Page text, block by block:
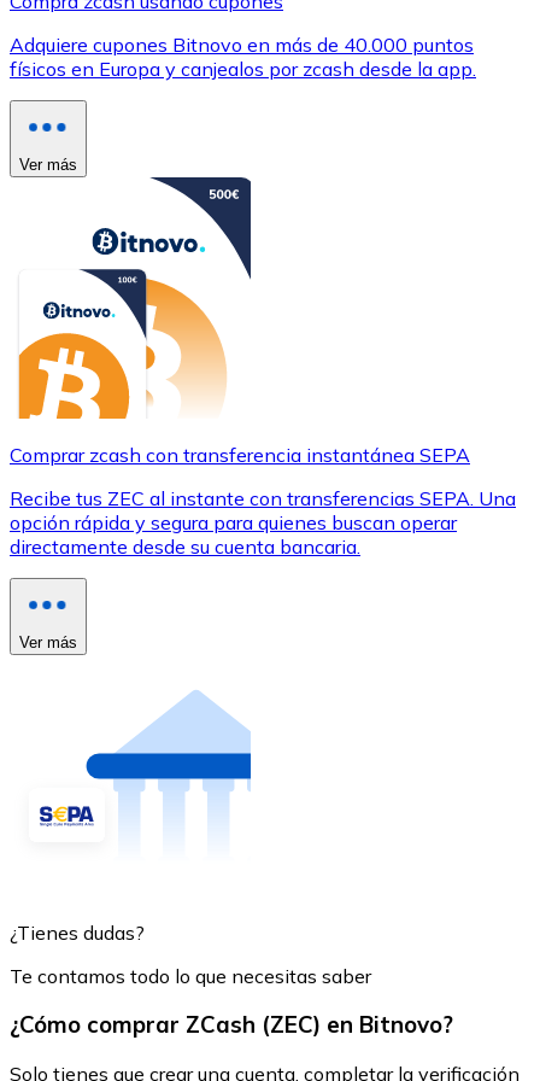
Adquiere cupones Bitnovo en más de 40.000 puntos
físicos en Europa y canjealos por zcash desde la app.
Ver más
Comprar zcash con transferencia instantánea SEPA
Recibe tus ZEC al instante con transferencias SEPA. Una
opción rápida y segura para quienes buscan operar
directamente desde su cuenta bancaria.
Ver más
¿Tienes dudas?
Te contamos todo lo que necesitas saber
¿Cómo comprar ZCash (ZEC) en Bitnovo?
Solo tienes que crear una cuenta, completar la verificación